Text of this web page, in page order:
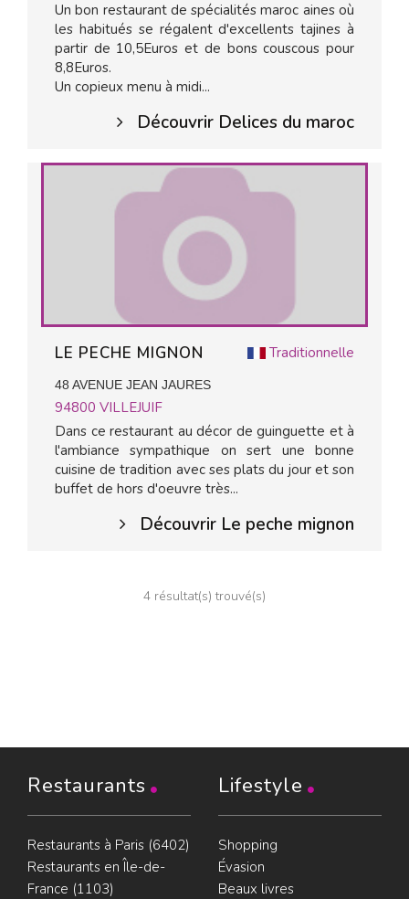
Un bon restaurant de spécialités maroc aines où
les habitués se régalent d'excellents tajines à
partir de 10,5Euros et de bons couscous pour
8,8Euros.
Un copieux menu à midi...
Découvrir Delices du maroc
Traditionnelle
LE PECHE MIGNON
48 AVENUE JEAN JAURES
94800 VILLEJUIF
Dans ce restaurant au décor de guinguette et à
l'ambiance sympathique on sert une bonne
cuisine de tradition avec ses plats du jour et son
buffet de hors d'oeuvre très...
Découvrir Le peche mignon
4 résultat(s) trouvé(s)
Restaurants
Restaurants à Paris (6402)
Restaurants en Île-de-
France (1103)
Lifestyle
Shopping
Évasion
Beaux livres